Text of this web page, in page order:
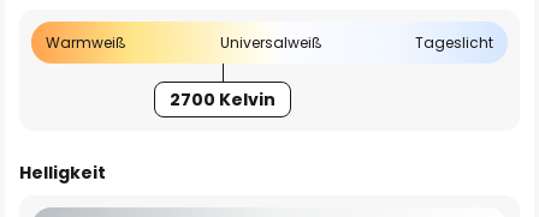
Warmweiß Universalweiß Tageslicht
2700 Kelvin
Helligkeit